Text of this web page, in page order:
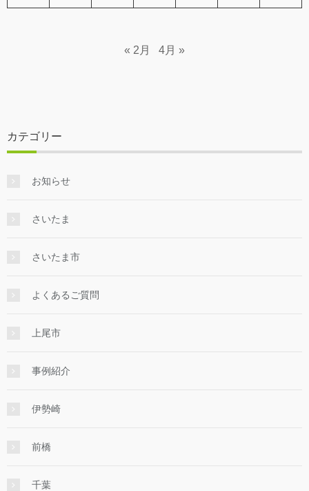
« 2月 4月 »
カテゴリー
お知らせ
さいたま
さいたま市
よくあるご質問
上尾市
事例紹介
伊勢崎
前橋
千葉